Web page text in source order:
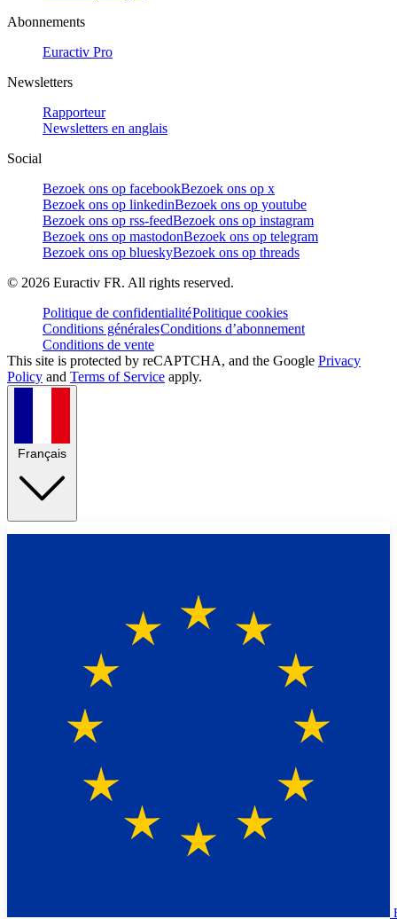
Abonnements
Euractiv Pro
Newsletters
Rapporteur
Newsletters en anglais
Social
Bezoek ons op facebookBezoek ons op x
Bezoek ons op linkedinBezoek ons op youtube
Bezoek ons op rss-feedBezoek ons op instagram
Bezoek ons op mastodonBezoek ons op telegram
Bezoek ons op blueskyBezoek ons op threads
© 2026 Euractiv FR. All rights reserved.
Politique de confidentialitéPolitique cookies
Conditions généralesConditions d’abonnement
Conditions de vente
This site is protected by reCAPTCHA, and the Google Privacy
Policy and Terms of Service apply.
Français